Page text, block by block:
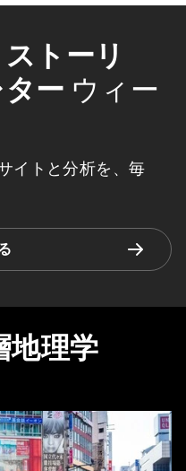
トーリ
ー ウィー
イトと分析を、毎
地理学